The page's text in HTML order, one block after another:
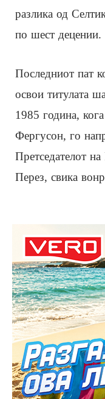
разлика од
по шест децении.
Последниот пат
освои титулата
1985 година,
Фергусон, го
Претседателот
Перез, свика